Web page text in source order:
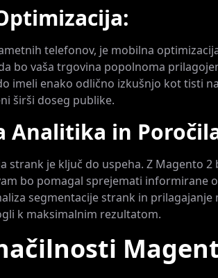
telefonov, je mobilna
bo vaša trgovina popolnoma
imeli enako odlično izkušnjo kot tisti
širši doseg publike.
Analitika in
strank je ključ do uspeha. Z Magento
bo pomagal sprejemati informirane
segmentacije strank in prilagajanje
k maksimalnim rezultatom.